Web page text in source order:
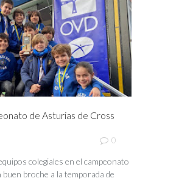
de Asturias de Cross
0
colegiales en el campeonato
broche a la temporada de